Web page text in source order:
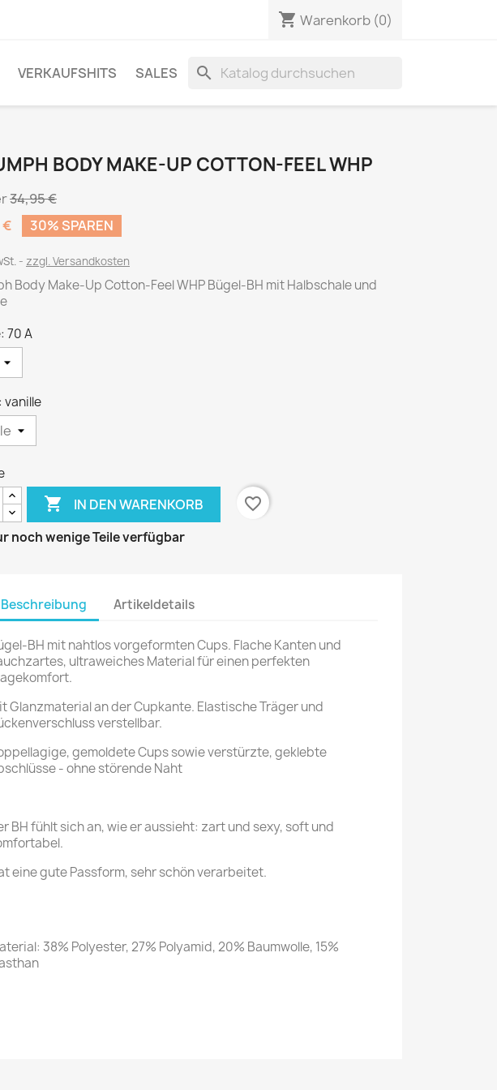
shopping_cart Warenkorb (0)
VERKAUFSHITS SALES search
BODY MAKE-UP COTTON-FEEL WHP
34,95 €
€
30% SPAREN
zzgl. Versandkosten
Body Make-Up Cotton-Feel WHP Bügel-BH mit Halbschale und
70 A
vanille
 IN DEN WARENKORB
favorite_border
noch wenige Teile verfügbar
Beschreibung Artikeldetails
BH mit nahtlos vorgeformten Cups. Flache Kanten und
ultraweiches Material für einen perfekten
Glanzmaterial an der Cupkante. Elastische Träger und
verstellbar.
gemoldete Cups sowie verstürzte, geklebte
- ohne störende Naht
BH fühlt sich an, wie er aussieht: zart und sexy, soft und
eine gute Passform, sehr schön verarbeitet.
38% Polyester, 27% Polyamid, 20% Baumwolle, 15%